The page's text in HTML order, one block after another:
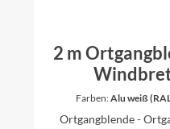
2 m Ortgangblende Dachblende
Farben:Alu weiß
Ortgangblende -